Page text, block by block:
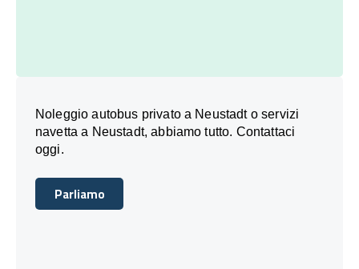
Noleggio autobus privato a Neustadt o servizi
navetta a Neustadt, abbiamo tutto. Contattaci
oggi.
Parliamo
Parliamo